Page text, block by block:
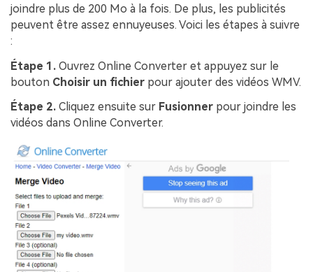
joindre plus de 200 Mo à la fois. De plus, les publicités
peuvent être assez ennuyeuses. Voici les étapes à suivre
:
Étape 1. Ouvrez Online Converter et appuyez sur le
bouton Choisir un fichier pour ajouter des vidéos WMV.
Étape 2. Cliquez ensuite sur Fusionner pour joindre les
vidéos dans Online Converter.